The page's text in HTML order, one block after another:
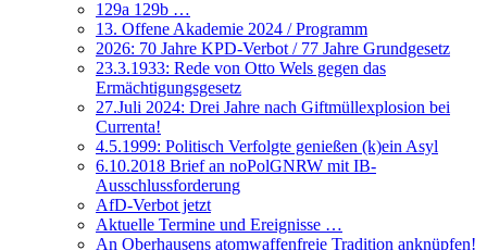
129a 129b …
13. Offene Akademie 2024 / Programm
2026: 70 Jahre KPD-Verbot / 77 Jahre Grundgesetz
23.3.1933: Rede von Otto Wels gegen das
Ermächtigungsgesetz
27.Juli 2024: Drei Jahre nach Giftmüllexplosion bei
Currenta!
4.5.1999: Politisch Verfolgte genießen (k)ein Asyl
6.10.2018 Brief an noPolGNRW mit IB-
Ausschlussforderung
AfD-Verbot jetzt
Aktuelle Termine und Ereignisse …
An Oberhausens atomwaffenfreie Tradition anknüpfen!